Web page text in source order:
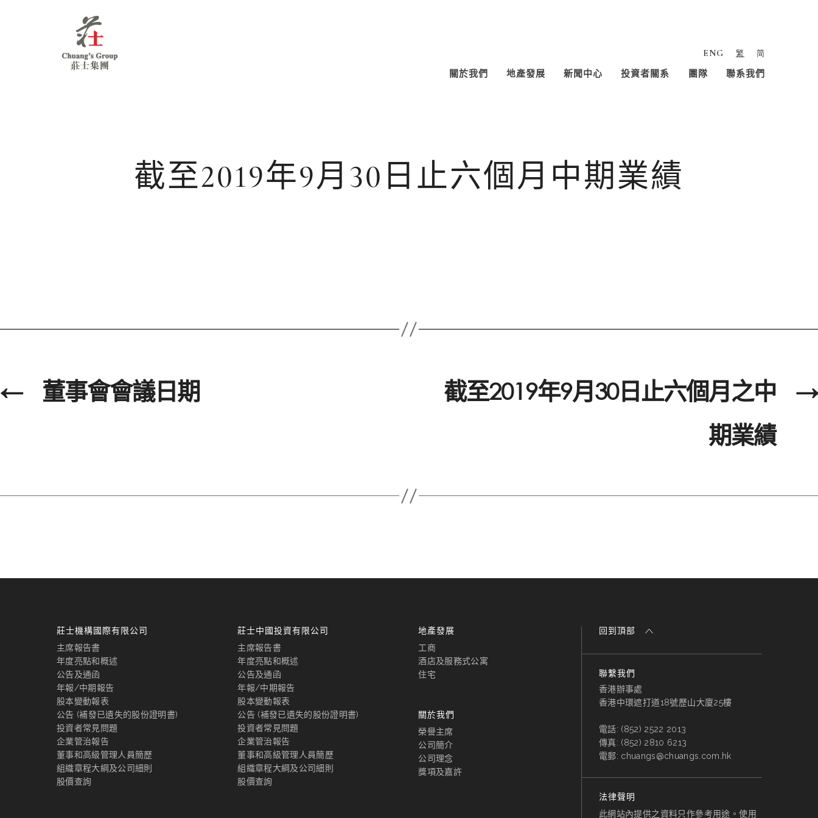
ENG 繁 简
關於我們 地產發展 新聞中心 投資者關系 團隊 聯系我們
截至2019年9月30日止六個月中期業績
← 董事會會議日期 →
截至2019年9月30日止六個月之中
期業績
莊士機構國際有限公司
主席報告書
年度亮點和概述
公告及通函
年報/中期報告
股本變動報表
公告 (補發已遺失的股份證明書)
投資者常見問題
企業管治報告
董事和高級管理人員簡歷
組織章程大綱及公司細則
股價查詢
莊士中國投資有限公司
主席報告書
年度亮點和概述
公告及通函
年報/中期報告
股本變動報表
公告 (補發已遺失的股份證明書)
投資者常見問題
企業管治報告
董事和高級管理人員簡歷
組織章程大綱及公司細則
股價查詢
地產發展
工商
酒店及服務式公寓
住宅
關於我們
榮譽主席
公司簡介
公司理念
獎項及嘉許
回到頂部
聯繫我們
香港辦事處
香港中環遮打道18號歷山大廈25樓
電話: (852) 2522 2013
傳真: (852) 2810 6213
電郵: chuangs@chuangs.com.hk
法律聲明
此網站內提供之資料只作參考用途。使用